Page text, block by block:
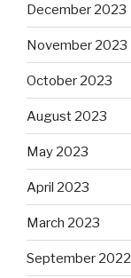
December 2023
November 2023
October 2023
August 2023
May 2023
April 2023
March 2023
September 2022